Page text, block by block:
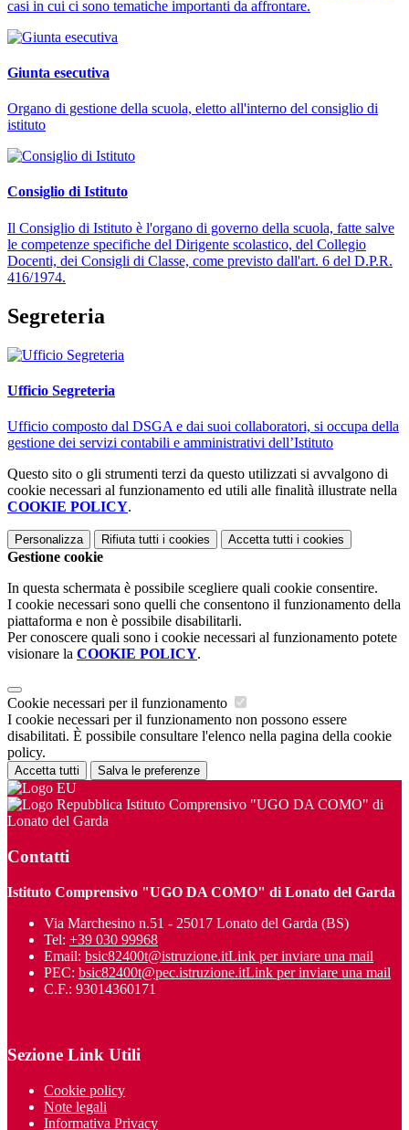
casi in cui ci sono tematiche importanti da affrontare.
Giunta esecutiva
Organo di gestione della scuola, eletto all'interno del consiglio di
istituto
Consiglio di Istituto
Il Consiglio di Istituto è l'organo di governo della scuola, fatte salve
le competenze specifiche del Dirigente scolastico, del Collegio
Docenti, dei Consigli di Classe, come previsto dall'art. 6 del D.P.R.
416/1974.
Segreteria
Ufficio Segreteria
Ufficio composto dal DSGA e dai suoi collaboratori, si occupa della
gestione dei servizi contabili e amministrativi dell’Istituto
Questo sito o gli strumenti terzi da questo utilizzati si avvalgono di
cookie necessari al funzionamento ed utili alle finalità illustrate nella
COOKIE POLICY.
Personalizza Rifiuta tutti i cookies Accetta tutti i cookies
Gestione cookie
In questa schermata è possibile scegliere quali cookie consentire.
I cookie necessari sono quelli che consentono il funzionamento della
piattaforma e non è possibile disabilitarli.
Per conoscere quali sono i cookie necessari al funzionamento potete
visionare la COOKIE POLICY.
Cookie necessari per il funzionamento
I cookie necessari per il funzionamento non possono essere
disabilitati. È possibile consultare l'elenco nella pagina della cookie
policy.
Accetta tutti Salva le preferenze
Istituto Comprensivo "UGO DA COMO" di
Lonato del Garda
Contatti
Istituto Comprensivo "UGO DA COMO" di Lonato del Garda
Via Marchesino n.51 - 25017 Lonato del Garda (BS)
Tel: +39 030 99968
Email: bsic82400t@istruzione.itLink per inviare una mail
PEC: bsic82400t@pec.istruzione.itLink per inviare una mail
C.F.: 93014360171
Sezione Link Utili
Cookie policy
Note legali
Informativa Privacy